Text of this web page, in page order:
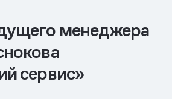
менеджера
сервис»